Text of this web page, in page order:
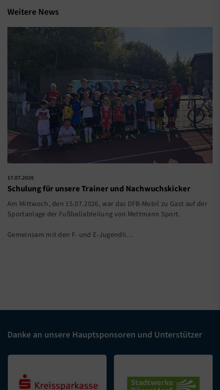
Weitere News
17.07.2026
Schulung für unsere Trainer und Nachwuchskicker
Am Mittwoch, den 15.07.2026, war das DFB-Mobil zu Gast auf der
Sportanlage der Fußballabteilung von Mettmann Sport.
Gemeinsam mit den F- und E-Jugendli…
Danke an unsere Hauptsponsoren und Unterstützer